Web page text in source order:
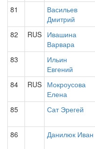
81
Васильев
Дмитрий
82 RUS Ивашина
Варвара
83
Ильин
Евгений
84 RUS Мокроусова
Елена
85 Сат Эрегей
86 Данилюк Иван